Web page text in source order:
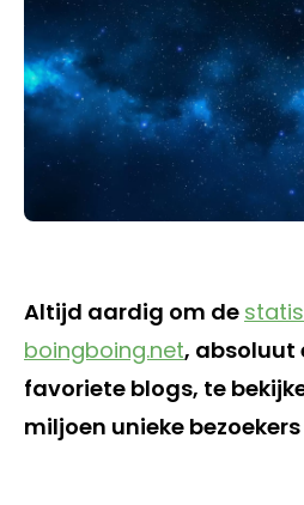
Altijd aardig om de
boingboing.net, absoluut
favoriete blogs, te
miljoen unieke